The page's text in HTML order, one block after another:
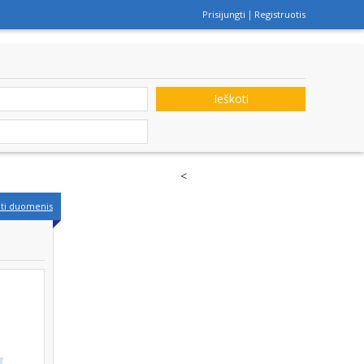
Prisijungti Registruotis
Ieškoti
duomenis
<